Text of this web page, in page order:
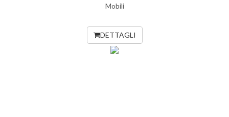
Mobili
DETTAGLI